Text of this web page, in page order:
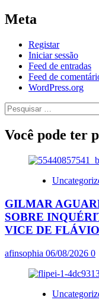
Meta
Registar
Iniciar sessão
Feed de entradas
Feed de
WordPress.org
Pesquisar
por:
Você pode ter
GILMAR
SOBRE
VICE DE FLÁVIO
afinsophia 06/08/2026 0